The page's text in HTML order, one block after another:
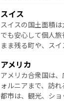
お、新着のイギリス
スイス
スイスの国土面積
でも安心して個人
まま残る町や、ス
ービスもあり、うまく
のスイス情報はコ
アメリカ
アメリカ合衆国は
ォルニアまで、訪
都市は、観光、シ